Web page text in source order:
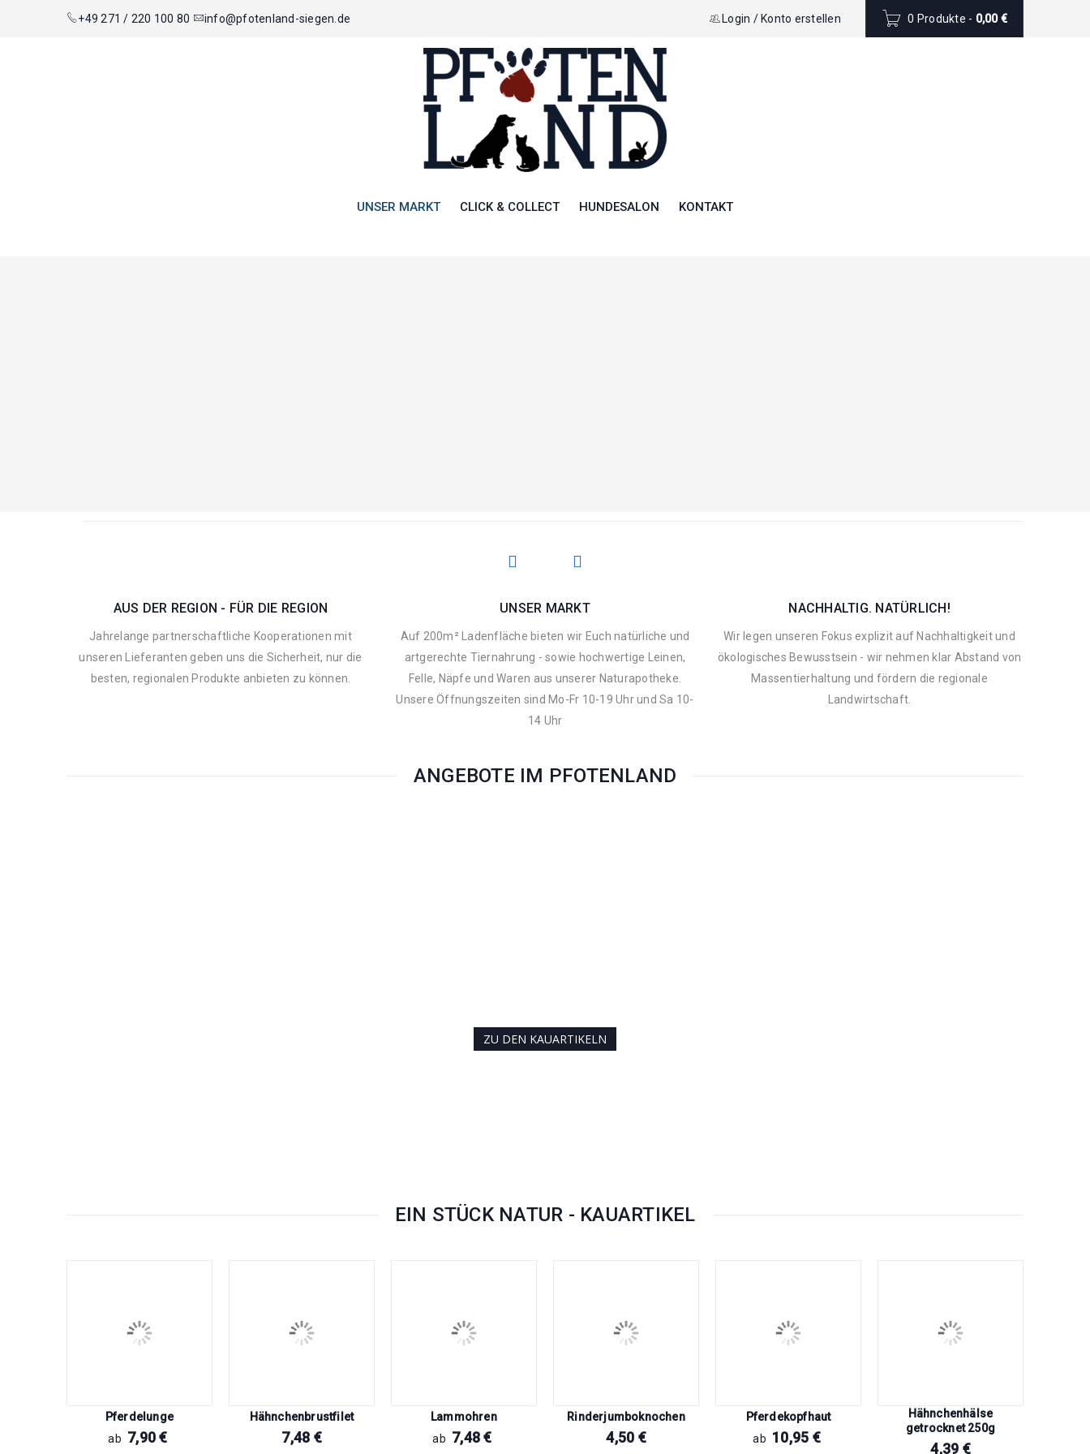
+49 271 / 220 100 80 info@pfotenland-siegen.de 0 Produkte - 0,00€
Login / Konto erstellen
UNSER MARKT CLICK & COLLECT HUNDESALON KONTAKT
AUS DER REGION - FÜR DIE REGION
Jahrelange partnerschaftliche Kooperationen mit
unseren Lieferanten geben uns die Sicherheit, nur die
besten, regionalen Produkte anbieten zu können.
UNSER MARKT
Auf 200m² Ladenfläche bieten wir Euch natürliche und
artgerechte Tiernahrung - sowie hochwertige Leinen,
Felle, Näpfe und Waren aus unserer Naturapotheke.
Unsere Öffnungszeiten sind Mo-Fr 10-19 Uhr und Sa 10-
14 Uhr
NACHHALTIG. NATÜRLICH!
Wir legen unseren Fokus explizit auf Nachhaltigkeit und
ökologisches Bewusstsein - wir nehmen klar Abstand von
Massentierhaltung und fördern die regionale
Landwirtschaft.
ANGEBOTE IM PFOTENLAND
ZU DEN KAUARTIKELN
EIN STÜCK NATUR - KAUARTIKEL
Pferdelunge
ab 7,90€
Hähnchenbrustfilet
7,48 €
Lammohren
ab 7,48€
Rinderjumboknochen
4,50 €
Pferdekopfhaut
ab 10,95 €
Hähnchenhälse
getrocknet 250g
4,39 €